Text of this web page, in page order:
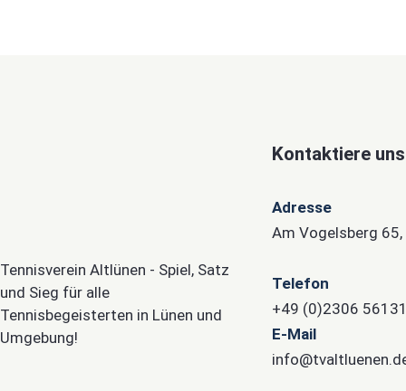
Tennisverein Altlünen - Spiel, Satz
und Sieg für alle
Tennisbegeisterten in Lünen und
Umgebung!
Kontaktiere uns
Adresse
Am Vogelsberg
Telefon
+49 (0)2306
E-Mail